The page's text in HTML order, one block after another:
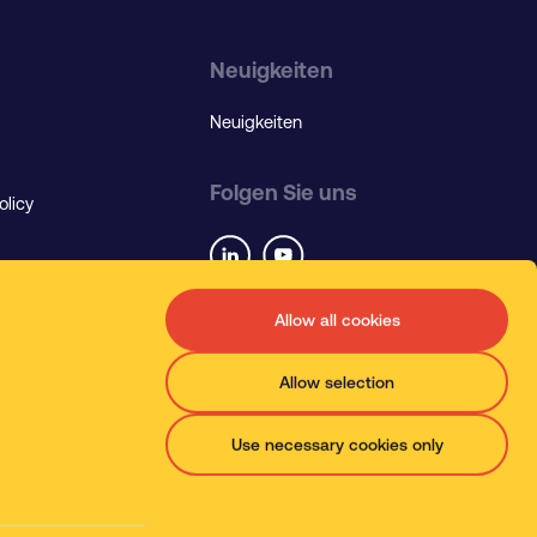
Allow all cookies
Allow selection
Use necessary cookies only
Neuigkeiten
Neuigkeiten
Folgen Sie uns
Language